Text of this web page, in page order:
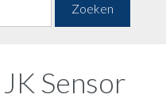
Zoeken
Sensor